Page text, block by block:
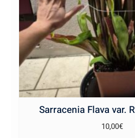
Sarracenia Flava var.
10,00€